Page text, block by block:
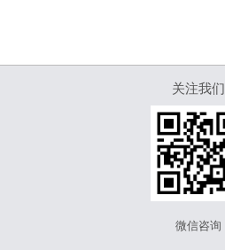
关注我们
微信咨询